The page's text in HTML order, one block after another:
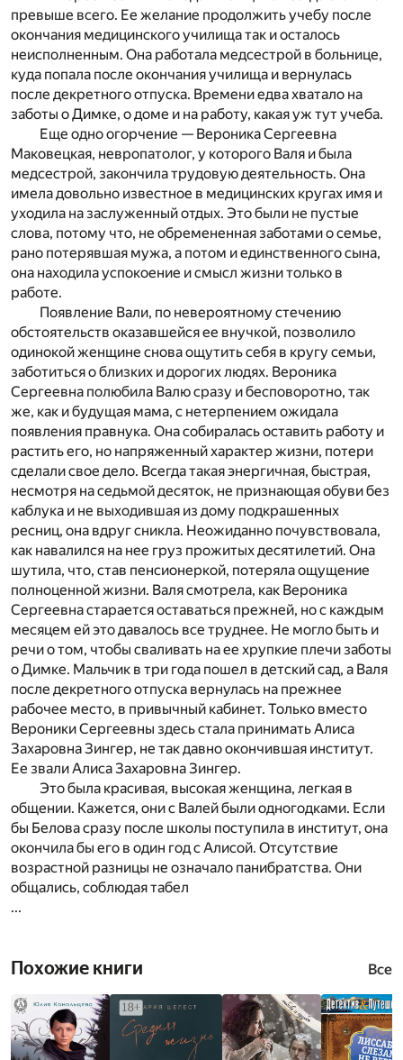
превыше всего. Ее желание продолжить учебу после
окончания медицинского училища так и осталось
неисполненным. Она работала медсестрой в больнице,
куда попала после окончания училища и вернулась
после декретного отпуска. Времени едва хватало на
заботы о Димке, о доме и на работу, какая уж тут учеба.
Еще одно огорчение — Вероника Сергеевна
Маковецкая, невропатолог, у которого Валя и была
медсестрой, закончила трудовую деятельность. Она
имела довольно известное в медицинских кругах имя и
уходила на заслуженный отдых. Это были не пустые
слова, потому что, не обремененная заботами о семье,
рано потерявшая мужа, а потом и единственного сына,
она находила успокоение и смысл жизни только в
работе.
Появление Вали, по невероятному стечению
обстоятельств оказавшейся ее внучкой, позволило
одинокой женщине снова ощутить себя в кругу семьи,
заботиться о близких и дорогих людях. Вероника
Сергеевна полюбила Валю сразу и бесповоротно, так
же, как и будущая мама, с нетерпением ожидала
появления правнука. Она собиралась оставить работу и
растить его, но напряженный характер жизни, потери
сделали свое дело. Всегда такая энергичная, быстрая,
несмотря на седьмой десяток, не признающая обуви без
каблука и не выходившая из дому подкрашенных
ресниц, она вдруг сникла. Неожиданно почувствовала,
как навалился на нее груз прожитых десятилетий. Она
шутила, что, став пенсионеркой, потеряла ощущение
полноценной жизни. Валя смотрела, как Вероника
Сергеевна старается оставаться прежней, но с каждым
месяцем ей это давалось все труднее. Не могло быть и
речи о том, чтобы сваливать на ее хрупкие плечи заботы
о Димке. Мальчик в три года пошел в детский сад, а Валя
после декретного отпуска вернулась на прежнее
рабочее место, в привычный кабинет. Только вместо
Вероники Сергеевны здесь стала принимать Алиса
Захаровна Зингер, не так давно окончившая институт.
Ее звали Алиса Захаровна Зингер.
Это была красивая, высокая женщина, легкая в
общении. Кажется, они с Валей были одногодками. Если
бы Белова сразу после школы поступила в институт, она
окончила бы его в один год с Алисой. Отсутствие
возрастной разницы не означало панибратства. Они
общались, соблюдая табел
...
Похожие книги Все